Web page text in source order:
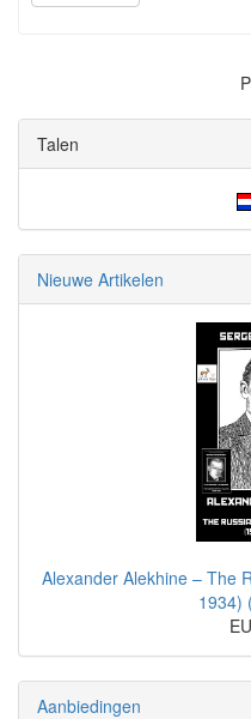
Talen
Nieuwe Artikelen
Alexander Alekhine – The
1934)
Aanbiedingen